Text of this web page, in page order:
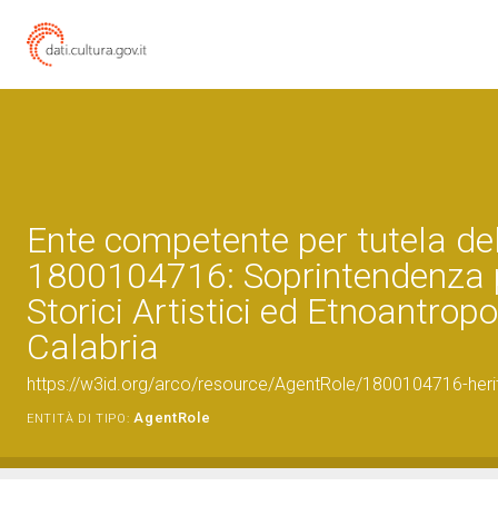
Ente competente per tutela
1800104716: Soprintendenza
Storici Artistici ed
Calabria
https://w3id.org/arco/resource/AgentRole/1800104716-
ENTITÀ DI TIPO: AgentRole